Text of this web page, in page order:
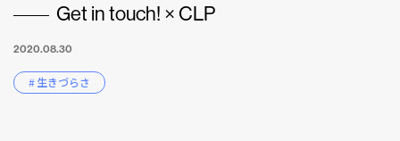
Get in touch! × CLP
2020.08.30
# 生きづらさ